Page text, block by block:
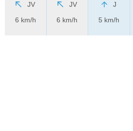
JV
6 km/h
JV
6 km/h
J
5 km/h